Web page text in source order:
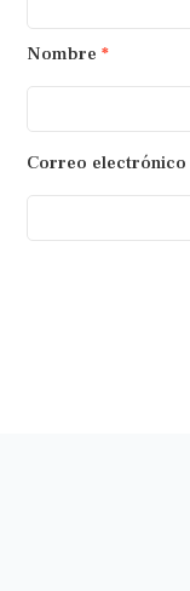
Nombre *
Correo electrónico